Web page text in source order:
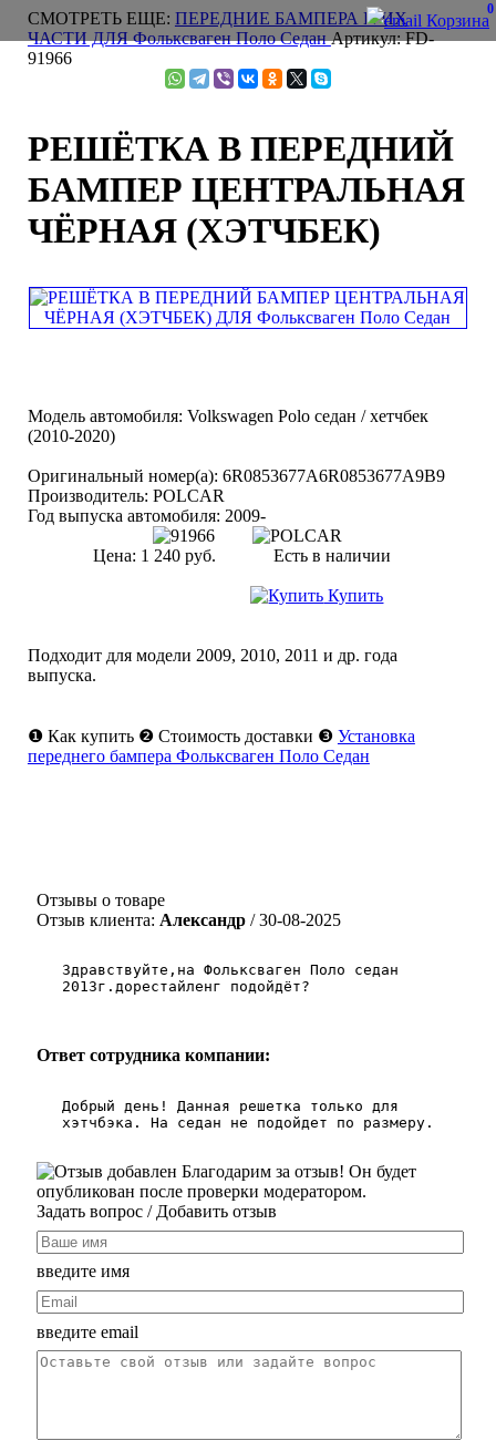
СМОТРЕТЬ ЕЩЕ: ПЕРЕДНИЕ БАМПЕРА И ИХ
ЧАСТИ ДЛЯ Фольксваген Поло CеданАртикул: FD-
91966
РЕШЁТКА В ПЕРЕДНИЙ
БАМПЕР ЦЕНТРАЛЬНАЯ
ЧЁРНАЯ (ХЭТЧБЕК)
Модель автомобиля: Volkswagen Polo седан / хетчбек
(2010-2020)
Оригинальный номер(а): 6R0853677A6R0853677A9B9
Производитель: POLCAR
Год выпуска автомобиля: 2009-
Цена: 1 240 руб. Есть в наличии
Купить
Подходит для модели 2009, 2010, 2011 и др. года
выпуска.
❶ Как купить ❷ Стоимость доставки ❸ Установка
переднего бампера Фольксваген Поло Cедан
Отзывы о товаре
Отзыв клиента: Александр/ 30-08-2025
Здравствуйте,на Фольксваген Поло седан
2013г.дорестайленг подойдёт?
Ответ сотрудника компании:
Добрый день! Данная решетка только для
хэтчбэка. На седан не подойдет по размеру.
Благодарим за отзыв! Он будет
опубликован после проверки модератором.
Задать вопрос/ Добавить отзыв
введите имя
введите email
Корзина
0